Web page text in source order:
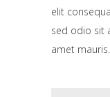
elit
sed odio sit
amet mauris.